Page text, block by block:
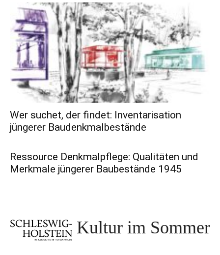
Wer suchet, der findet: Inventarisation
jüngerer Baudenkmalbestände
Ressource Denkmalpflege: Qualitäten und
Merkmale jüngerer Baubestände 1945
Kultur im Sommer